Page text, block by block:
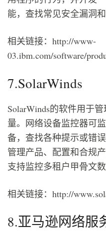
能，查找常见安全漏洞
相关链接：http://www-
03.ibm.com/software/
7.SolarWinds
SolarWinds的软件用于
量。网络设备监控器可
备，查找各种提示或错
管理产品、配置和合规
支持监控多租户甲骨文数
相关链接：http://
8.亚马逊网络服